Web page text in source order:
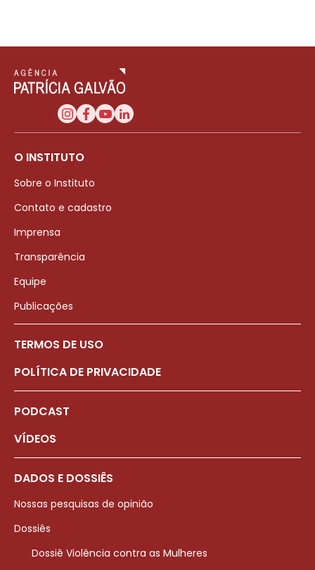
O INSTITUTO
Sobre o Instituto
Contato e cadastro
Imprensa
Transparência
Equipe
Publicações
TERMOS DE USO
POLÍTICA DE PRIVACIDADE
PODCAST
VÍDEOS
DADOS E DOSSIÊS
Nossas pesquisas de opinião
Dossiês
Dossiê Violência contra as Mulheres